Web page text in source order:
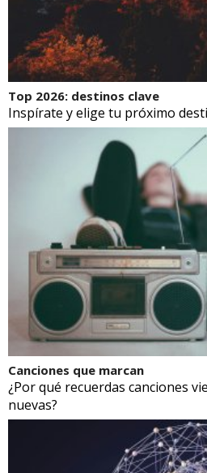
Top 2026: destinos clave
Inspírate y elige tu próximo
Canciones que marcan
¿Por qué recuerdas canciones
nuevas?